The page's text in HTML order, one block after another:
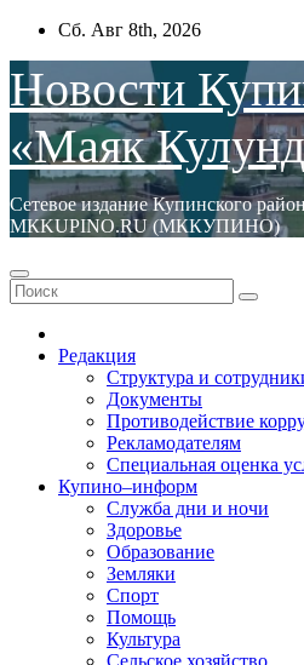
Перейти
содержимому
Сб. Авг 8th, 2026
Новости
«Маяк
Сетевое издание Купинского
МКKUPINO.RU (МККУПИНО)
Редакция
Структура и
Документы
Противодействие
Рекламодателям
Специальная оценка
Купино–информ
Служба дни и ночи
Здоровье
Образование
Земляки
Спорт
Помощь
Культура
Сельское хозяйство